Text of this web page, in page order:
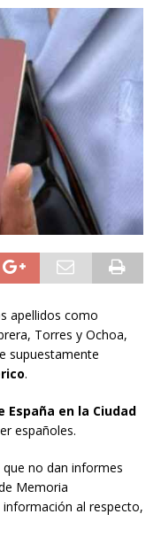
apellidos como
Torres y Ochoa,
supuestamente
.
España en la Ciudad
españoles.
no dan informes
Memoria
al respecto,